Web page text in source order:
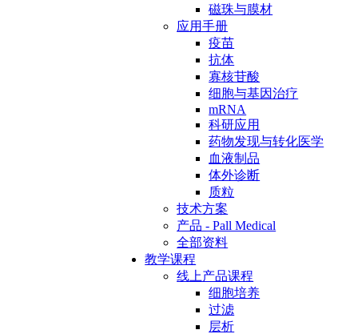
磁珠与膜材
应用手册
疫苗
抗体
寡核苷酸
细胞与基因治疗
mRNA
科研应用
药物发现与转化医学
血液制品
体外诊断
质粒
技术方案
产品 - Pall Medical
全部资料
教学课程
线上产品课程
细胞培养
过滤
层析